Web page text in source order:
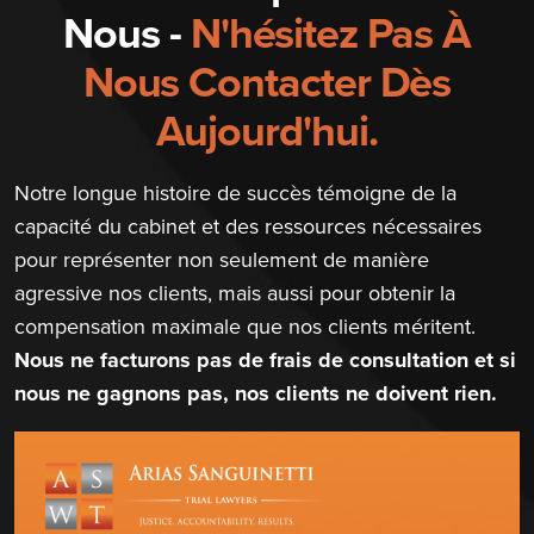
Nous -N'hésitez Pas À
Nous Contacter Dès
Aujourd'hui.
Notre longue histoire de succès témoigne de la
capacité du cabinet et des ressources nécessaires
pour représenter non seulement de manière
agressive nos clients, mais aussi pour obtenir la
compensation maximale que nos clients méritent.
Nous ne facturons pas de frais de consultation et si
nous ne gagnons pas, nos clients ne doivent rien.